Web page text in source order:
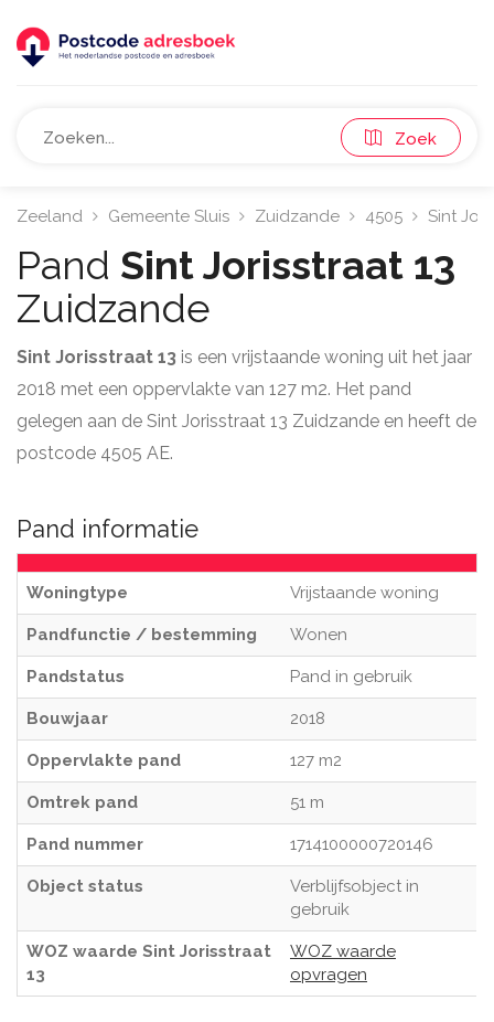
Zoek
Zeeland Gemeente Sluis Zuidzande 4505 Sint
Pand Sint Jorisstraat 13
Zuidzande
Sint Jorisstraat 13 is een vrijstaande woning uit het jaar
2018 met een oppervlakte van 127 m2. Het pand
gelegen aan de Sint Jorisstraat 13 Zuidzande en heeft de
postcode 4505 AE.
Pand informatie
Woningtype Vrijstaande woning
Pandfunctie / bestemming Wonen
Pandstatus Pand in gebruik
Bouwjaar 2018
Oppervlakte pand 127 m2
Omtrek pand 51 m
Pand nummer 1714100000720146
Object status
Verblijfsobject in
gebruik
WOZ waarde Sint Jorisstraat
13
WOZ waarde
opvragen